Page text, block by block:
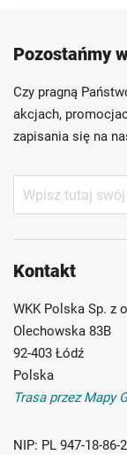
Szybka
Ponad 40 lat
Możliwość
Pozostańmy
Czy pragną
akcjach,
zapisania się na
nasz
Kontakt
WKK Polska Sp. z
Olechowska 83B
92-403 Łódź
Polska
Trasa przez Mapy
NIP: PL 947-18-86-